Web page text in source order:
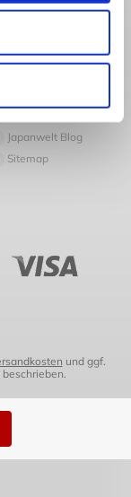
Pressespiegel
Japanwelt Blog
Sitemap
und ggf.